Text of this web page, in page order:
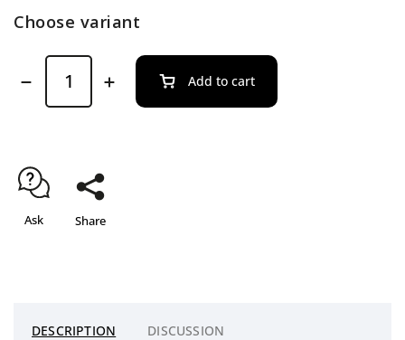
Choose variant
Add to cart
Ask Share
DESCRIPTION DISCUSSION